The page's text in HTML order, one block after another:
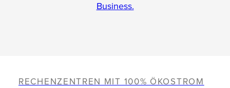
Business.
RECHENZENTREN MIT 100% ÖKOSTROM